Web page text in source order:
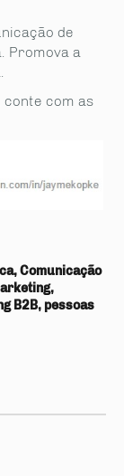
de
Promova a
com as
Comunicação
B2B, pessoas